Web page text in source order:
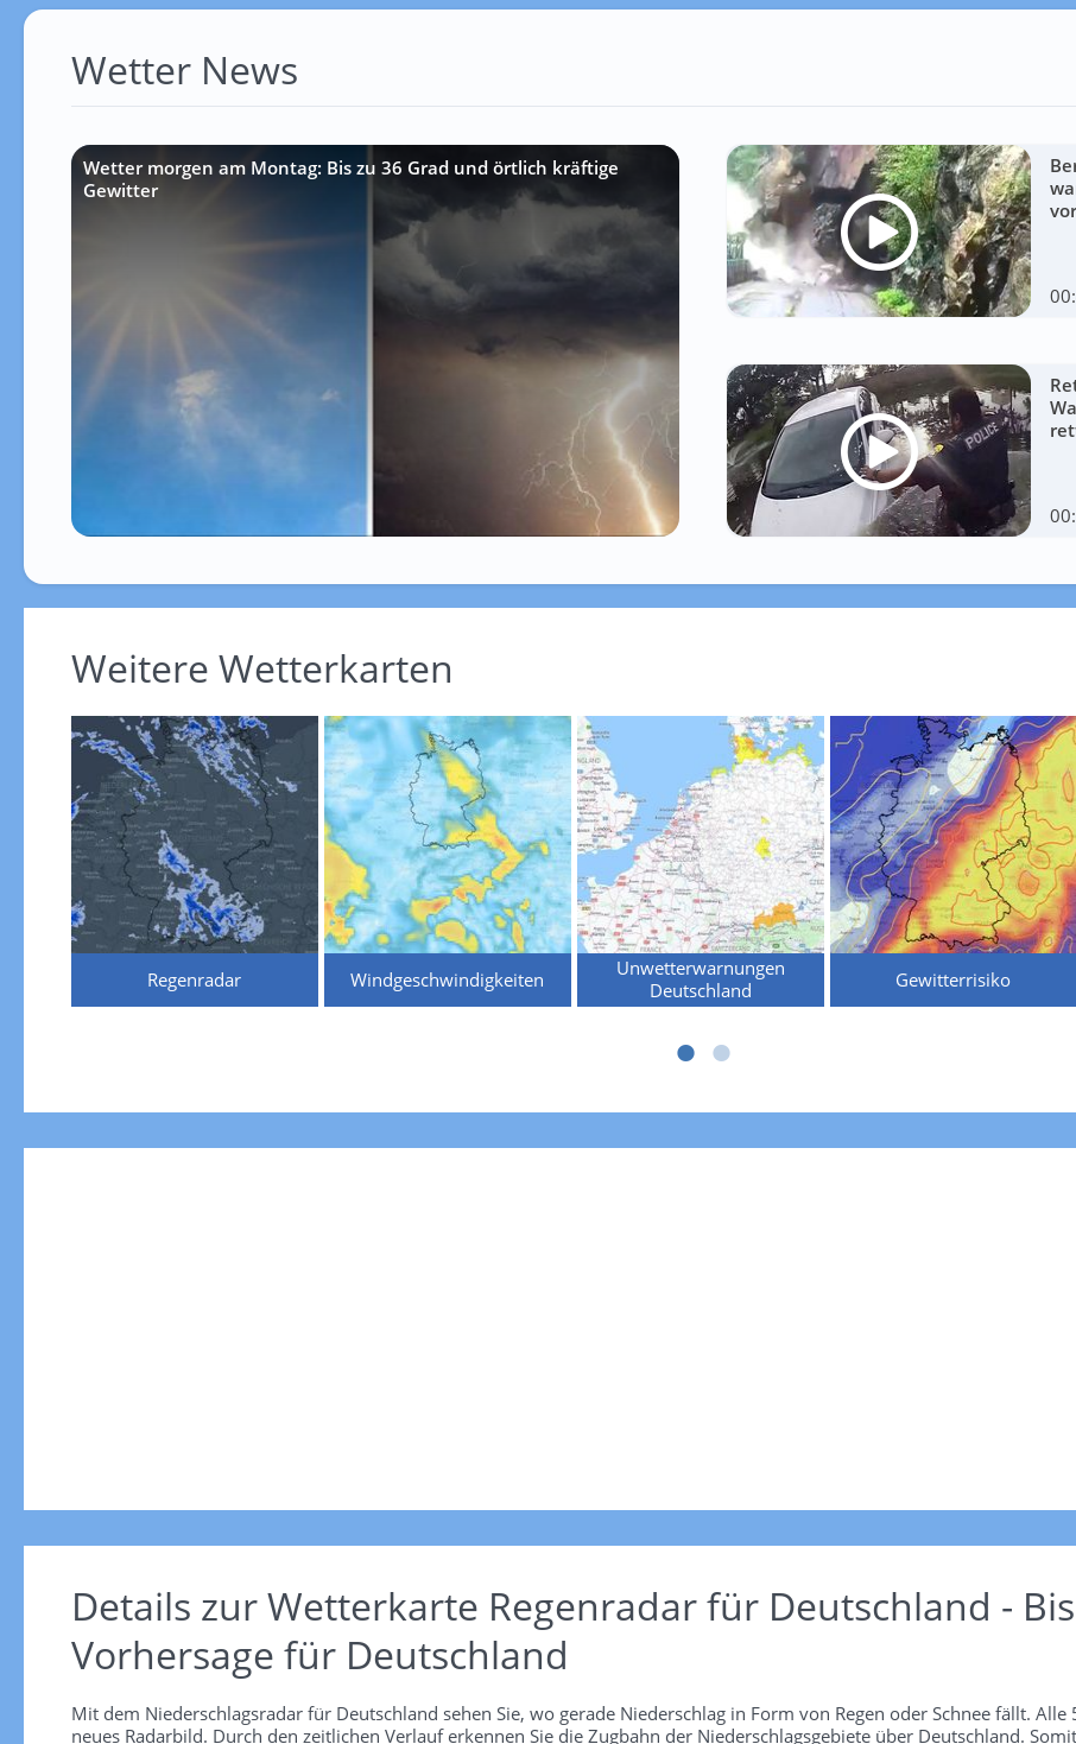
Wetter News
Wetter morgen am Montag: Bis zu 36 Grad und örtlich kräftige
Gewitter
Weitere Wetterkarten
Regenradar Windgeschwindigkeiten
Unwetterwarnungen
Deutschland
Gewitterrisiko
Details zur Wetterkarte Regenradar für Deutschland -
Vorhersage für Deutschland
Mit dem Niederschlagsradar für Deutschland sehen Sie, wo gerade Niederschlag in Form von Regen oder Schnee fällt.
neues Radarbild. Durch den zeitlichen Verlauf erkennen Sie die Zugbahn der Niederschlagsgebiete über Deutschland.